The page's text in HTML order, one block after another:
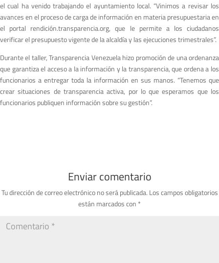
el cual ha venido trabajando el ayuntamiento local. “Vinimos a revisar los
avances en el proceso de carga de información en materia presupuestaria en
el portal rendición.transparencia.org, que le permite a los ciudadanos
verificar el presupuesto vigente de la alcaldía y las ejecuciones trimestrales”.
Durante el taller, Transparencia Venezuela hizo promoción de una ordenanza
que garantiza el acceso a la información y la transparencia, que ordena a los
funcionarios a entregar toda la información en sus manos. “Tenemos que
crear situaciones de transparencia activa, por lo que esperamos que los
funcionarios publiquen información sobre su gestión”.
Enviar comentario
Tu dirección de correo electrónico no será publicada. Los campos obligatorios
están marcados con *